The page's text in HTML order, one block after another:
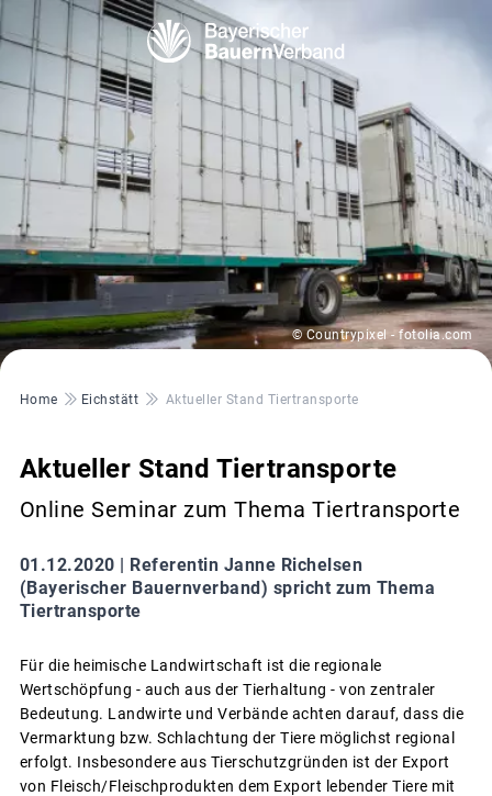
© Countrypixel - fotolia.com
Pfadnavigation
Home Eichstätt Aktueller Stand Tiertransporte
Aktueller Stand Tiertransporte
Online Seminar zum Thema Tiertransporte
01.12.2020 | Referentin Janne Richelsen
(Bayerischer Bauernverband) spricht zum Thema
Tiertransporte
Für die heimische Landwirtschaft ist die regionale
Wertschöpfung - auch aus der Tierhaltung - von zentraler
Bedeutung. Landwirte und Verbände achten darauf, dass die
Vermarktung bzw. Schlachtung der Tiere möglichst regional
erfolgt. Insbesondere aus Tierschutzgründen ist der Export
von Fleisch/Fleischprodukten dem Export lebender Tiere mit